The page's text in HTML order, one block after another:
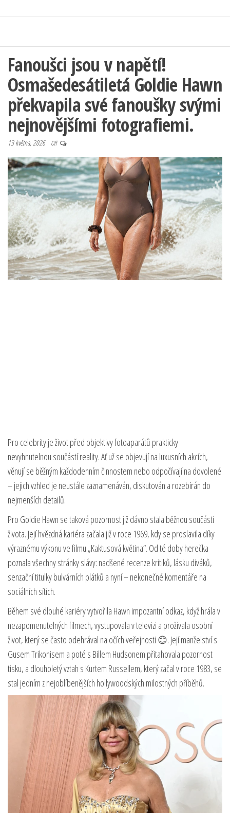
Fanoušci jsou v napětí!
Osmašedesátiletá Goldie Hawn
překvapila své fanoušky svými
nejnovějšími fotografiemi.
13 května, 2026 Off
Pro celebrity je život před objektivy fotoaparátů prakticky
nevyhnutelnou součástí reality. Ať už se objevují na luxusních akcích,
věnují se běžným každodenním činnostem nebo odpočívají na dovolené
– jejich vzhled je neustále zaznamenáván, diskutován a rozebírán do
nejmenších detailů.
Pro Goldie Hawn se taková pozornost již dávno stala běžnou součástí
života. Její hvězdná kariéra začala již v roce 1969, kdy se proslavila díky
výraznému výkonu ve filmu „Kaktusová květina“. Od té doby herečka
poznala všechny stránky slávy: nadšené recenze kritiků, lásku diváků,
senzační titulky bulvárních plátků a nyní – nekonečné komentáře na
sociálních sítích.
Během své dlouhé kariéry vytvořila Hawn impozantní odkaz, když hrála v
nezapomenutelných filmech, vystupovala v televizi a prožívala osobní
život, který se často odehrával na očích veřejnosti 😊. Její manželství s
Gusem Trikonisem a poté s Billem Hudsonem přitahovala pozornost
tisku, a dlouholetý vztah s Kurtem Russellem, který začal v roce 1983, se
stal jedním z nejoblíbenějších hollywoodských milostných příběhů.